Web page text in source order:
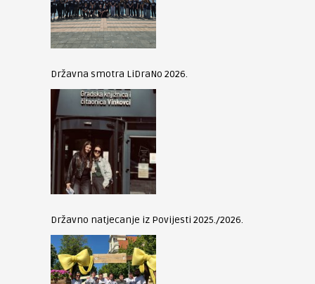
Državna smotra LiDraNo 2026.
Državno natjecanje iz Povijesti 2025./2026.